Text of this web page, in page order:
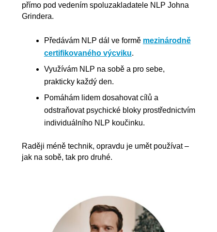
přímo pod vedením spoluzakladatele NLP Johna
Grindera.
Předávám NLP dál ve formě mezinárodně
certifikovaného výcviku.
Využívám NLP na sobě a pro sebe,
prakticky každý den.
Pomáhám lidem dosahovat cílů a
odstraňovat psychické bloky prostřednictvím
individuálního NLP koučinku.
Raději méně technik, opravdu je umět používat –
jak na sobě, tak pro druhé.